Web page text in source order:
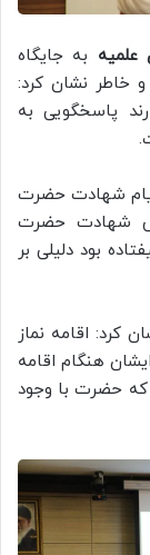
به جایگاه
و خاطر نشان کرد:
پاسخگویی به
ایام شهادت حضرت
شهادت حضرت
بود دلیلی بر
کرد: اقامه نماز
هنگام اقامه
که حضرت با وجود